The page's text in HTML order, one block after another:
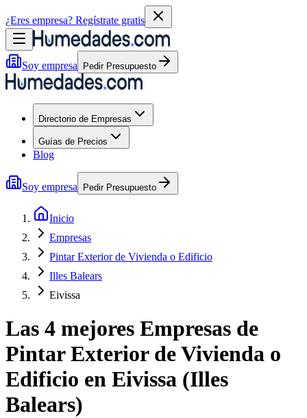
¿Eres empresa? Regístrate gratis
Soy empresa Pedir Presupuesto
Directorio de Empresas
Guías de Precios
Blog
Soy empresa Pedir Presupuesto
Inicio
Empresas
Pintar Exterior de Vivienda o Edificio
Illes Balears
Eivissa
Las 4 mejores Empresas de
Pintar Exterior de Vivienda o
Edificio en Eivissa (Illes
Balears)